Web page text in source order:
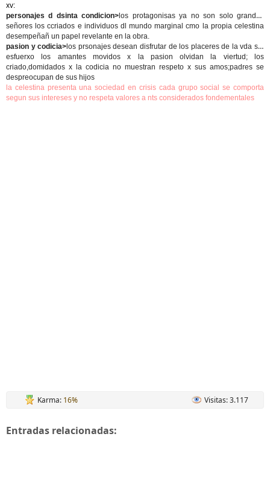
xv:
personajes d dsinta condicion> los protagonisas ya no son solo grandes
señores los ccriados e individuos dl mundo marginal cmo la propia celestina
desempeñañ un papel revelante en la obra.
pasion y codicia> los prsonajes desean disfrutar de los placeres de la vda sin
esfuerxo los amantes movidos x la pasion olvidan la viertud; los
criado,domidados x la codicia no muestran respeto x sus amos;padres se
despreocupan de sus hijos
la celestina presenta una sociedad en crisis cada grupo social se comporta
segun sus intereses y no respeta valores a nts considerados fondementales
Karma: 16% Visitas: 3.117
Entradas relacionadas: